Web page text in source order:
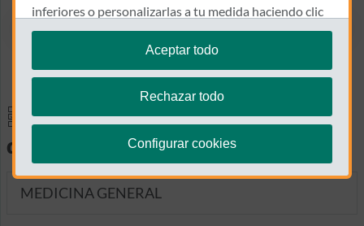
Ver el mapa en Google Maps
Especialidades y pruebas
diagnósticas
MEDICINA GENERAL
inferiores o personalizarlas a tu medida haciendo clic
en"configurar cookies".
Te recordamos que puedes modificar tus ajustes de
cookies en cualquier momento en la sección
Aceptar todo
Rechazar todo
Configurar cookies